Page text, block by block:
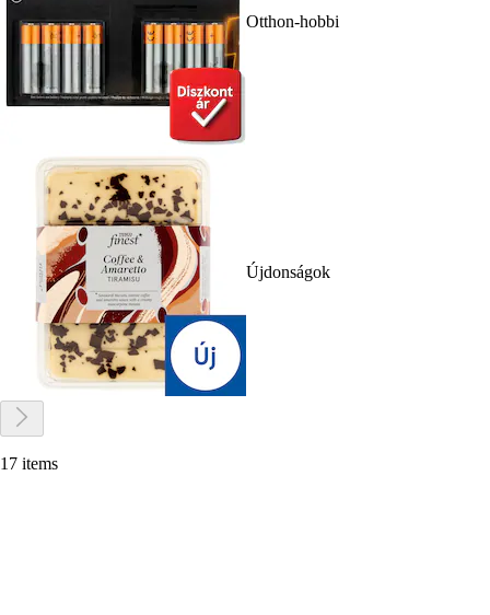
Otthon-hobbi
Újdonságok
17 items